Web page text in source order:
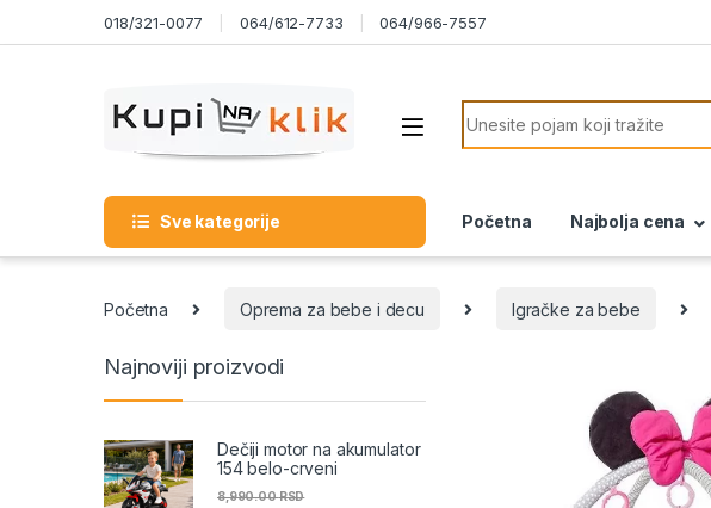
Skip to navigation018/321-0077 064/612-7733 064/966-7557
Search for:
Sve kategorije Početna Najbolja cena
Početna Oprema za bebe i decu Igračke za bebe
Najnoviji proizvodi
Dečiji motor na akumulator
154 belo-crveni
8,990.00RSD